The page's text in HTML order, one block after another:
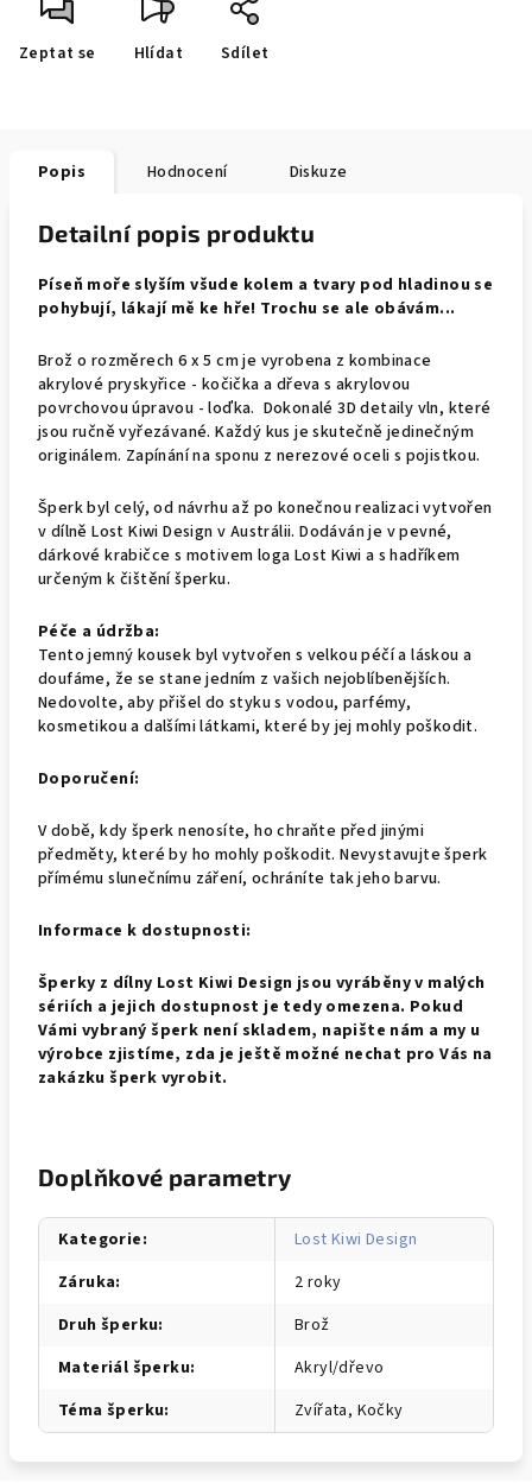
Zeptat se Hlídat Sdílet
Popis Hodnocení Diskuze
Detailní popis produktu
Píseň moře slyším všude kolem a tvary pod hladinou se
pohybují, lákají mě ke hře! Trochu se ale obávám...
Brož o rozměrech 6 x 5 cm je vyrobena z kombinace
akrylové pryskyřice - kočička a dřeva s akrylovou
povrchovou úpravou - loďka. Dokonalé 3D detaily vln, které
jsou ručně vyřezávané. Každý kus je skutečně jedinečným
originálem. Zapínání na sponu z nerezové oceli s pojistkou.
Šperk byl celý, od návrhu až po konečnou realizaci vytvořen
v dílně Lost Kiwi Design v Austrálii. Dodáván je v pevné,
dárkové krabičce s motivem loga Lost Kiwi a s hadříkem
určeným k čištění šperku.
Péče a údržba:
Tento jemný kousek byl vytvořen s velkou péčí a láskou a
doufáme, že se stane jedním z vašich nejoblíbenějších.
Nedovolte, aby přišel do styku s vodou, parfémy,
kosmetikou a dalšími látkami, které by jej mohly poškodit.
Doporučení:
V době, kdy šperk nenosíte, ho chraňte před jinými
předměty, které by ho mohly poškodit. Nevystavujte šperk
přímému slunečnímu záření, ochráníte tak jeho barvu.
Informace k dostupnosti:
Šperky z dílny Lost Kiwi Design jsou vyráběny v malých
sériích a jejich dostupnost je tedy omezena. Pokud
Vámi vybraný šperk není skladem, napište nám a my u
výrobce zjistíme, zda je ještě možné nechat pro Vás na
zakázku šperk vyrobit.
Doplňkové parametry
Kategorie:
Lost Kiwi Design
Záruka:
2 roky
Druh šperku:
Brož
Materiál šperku:
Akryl/dřevo
Téma šperku: Zvířata, Kočky